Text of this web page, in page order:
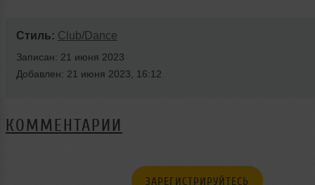
Стиль: Club/Dance
Записан: 21 июня 2023
Добавлен: 21 июня 2023, 16:12
КОММЕНТАРИИ
ЗАРЕГИСТРИРУЙТЕСЬ